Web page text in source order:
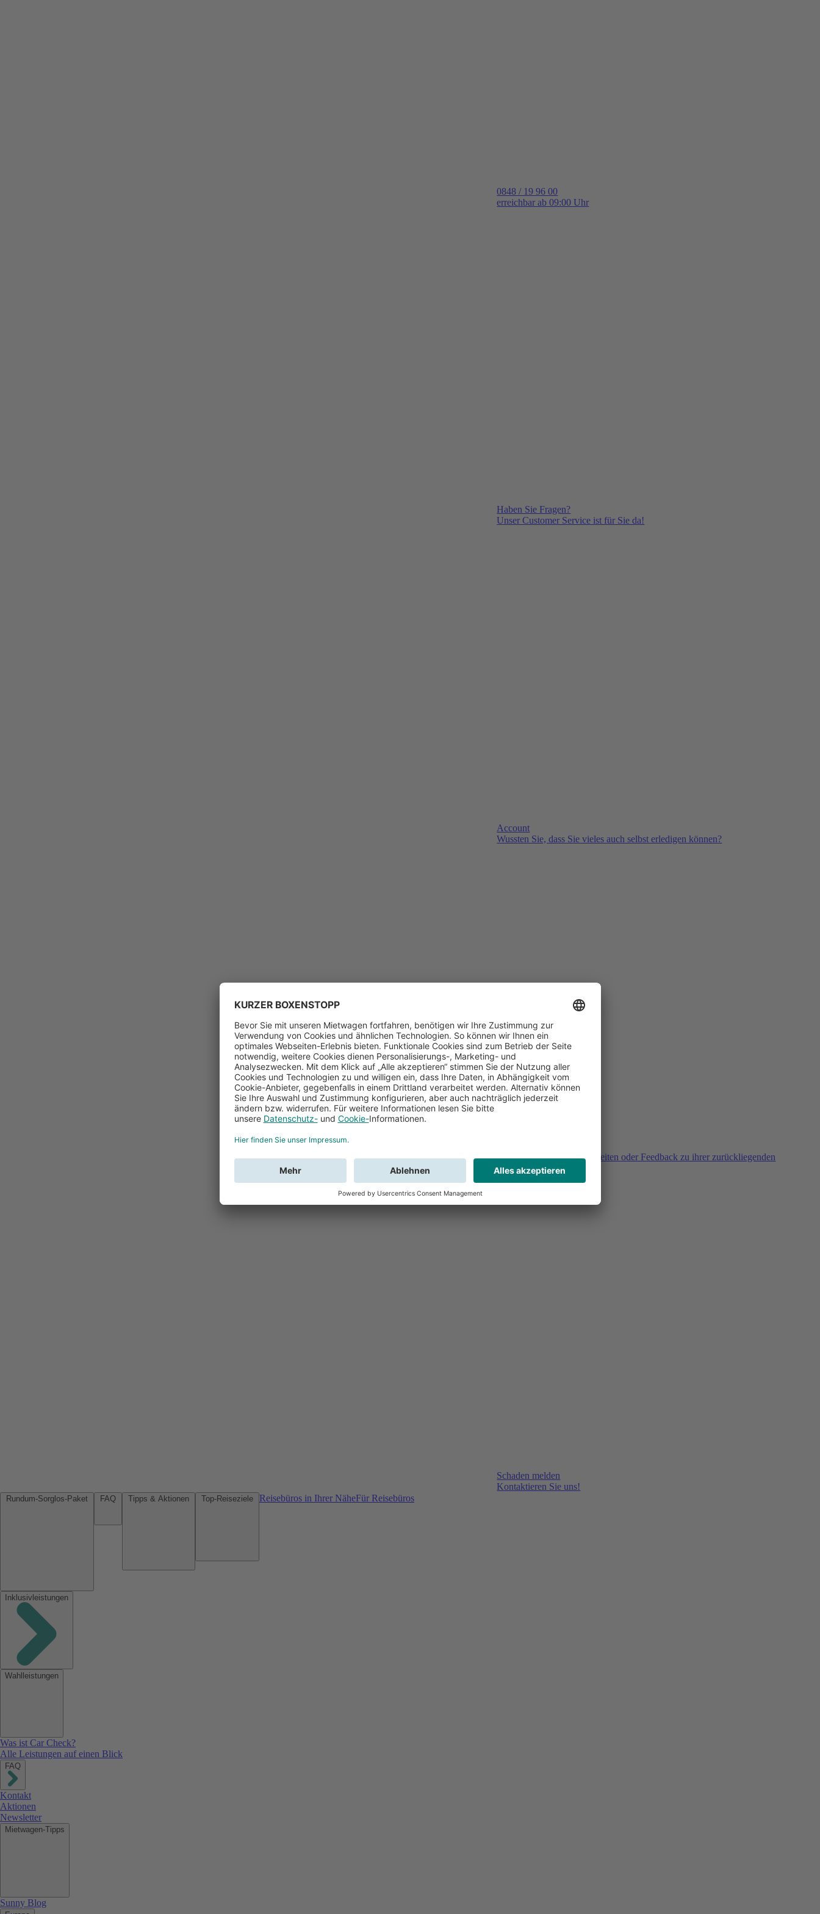
0848 / 19 96 00
erreichbar ab 09:00 Uhr
Haben Sie Fragen?
Unser Customer Service ist für Sie da!
Account
Wussten Sie, dass Sie vieles auch selbst erledigen können?
Sie haben Fragen, Unklarheiten oder Feedback zu ihrer zurückliegenden
Buchung?
Schaden melden
Kontaktieren Sie uns!
Reisebüros in Ihrer NäheFür Reisebüros
Inklusivleistungen
Wahlleistungen
Was ist Car Check?
Alle Leistungen auf einen Blick
FAQ
Kontakt
Aktionen
Newsletter
Mietwagen-Tipps
Sunny Blog